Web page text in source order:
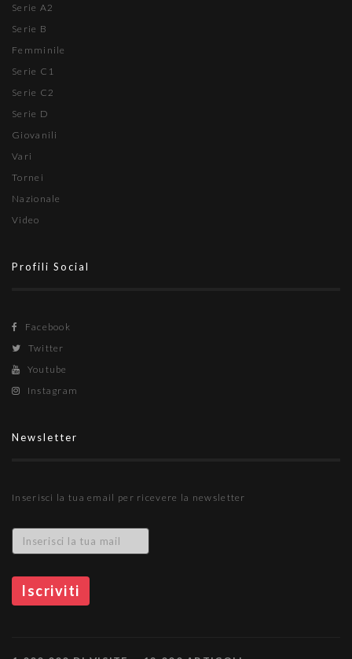
Serie A2
Serie B
Femminile
Serie C1
Serie C2
Serie D
Giovanili
Vari
Tornei
Nazionale
Video
Profili Social
Facebook
Twitter
Youtube
Instagram
Newsletter
Inserisci la tua email per ricevere la newsletter